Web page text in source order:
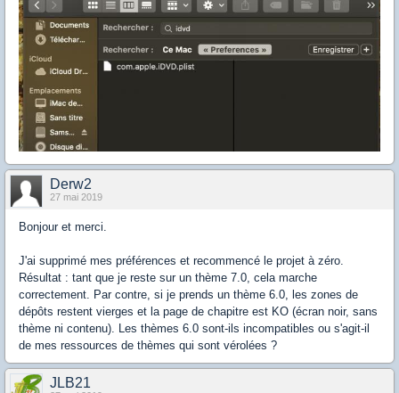
Derw2
27 mai 2019
Bonjour et merci.
J'ai supprimé mes préférences et recommencé le projet à zéro.
Résultat : tant que je reste sur un thème 7.0, cela marche
correctement. Par contre, si je prends un thème 6.0, les zones de
dépôts restent vierges et la page de chapitre est KO (écran noir, sans
thème ni contenu). Les thèmes 6.0 sont-ils incompatibles ou s'agit-il
de mes ressources de thèmes qui sont vérolées ?
JLB21